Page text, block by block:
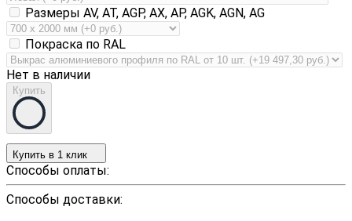
Размеры AV, AT, AGP, AX, AP, AGK, AGN, AG
Покраска по RAL
Нет в наличии
Купить
Купить в 1 клик
Способы оплаты:
Способы доставки: